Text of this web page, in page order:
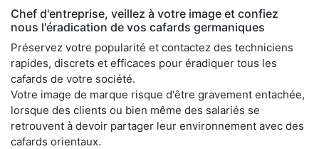
Chef d'entreprise, veillez à votre image et confiez
nous l'éradication de vos cafards germaniques
Préservez votre popularité et contactez des techniciens
rapides, discrets et efficaces pour éradiquer tous les
cafards de votre société.
Votre image de marque risque d'être gravement entachée,
lorsque des clients ou bien même des salariés se
retrouvent à devoir partager leur environnement avec des
cafards orientaux.